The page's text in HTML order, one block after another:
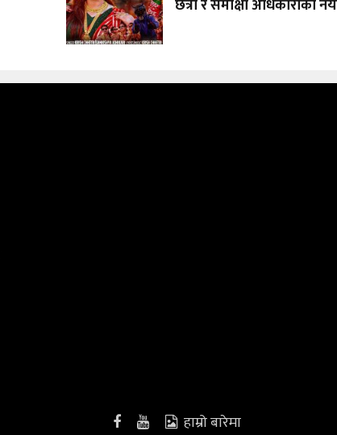
छेत्री र समीक्षा अधिकारीको
हाम्रो बारेमा